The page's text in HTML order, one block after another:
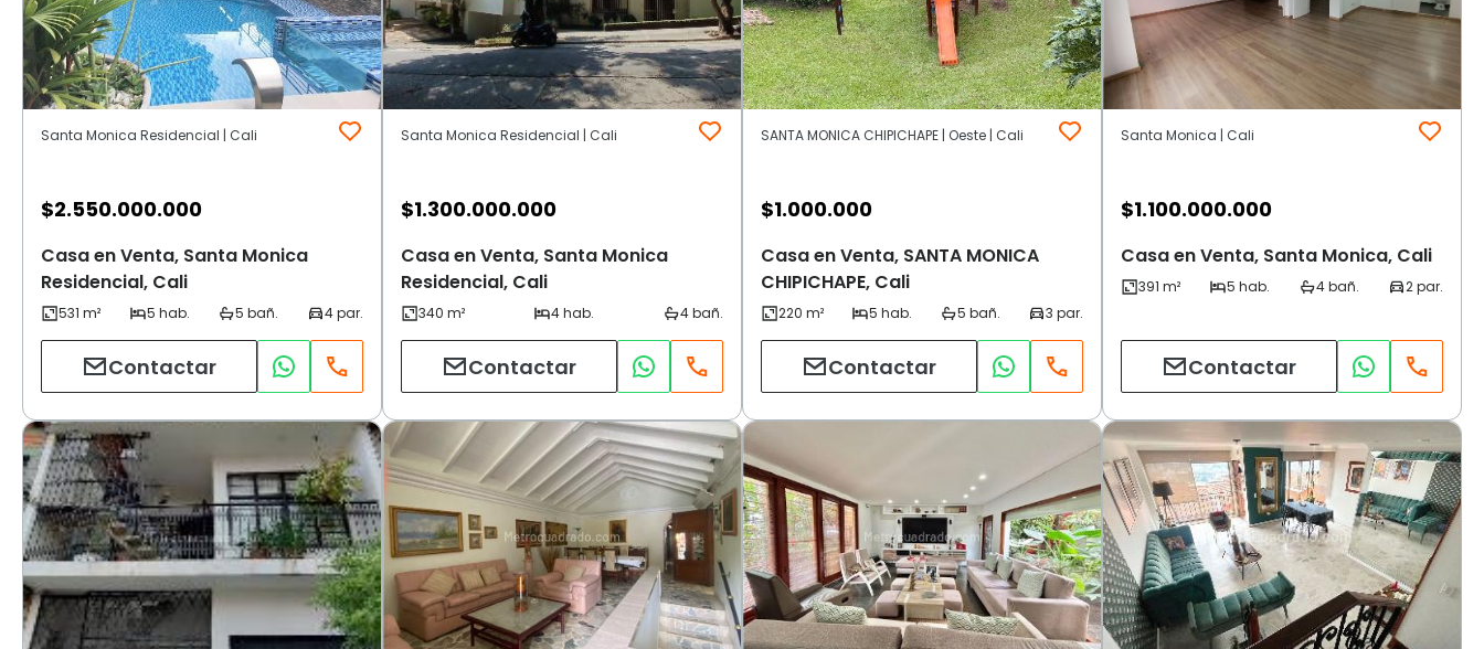
Santa Monica Residencial | Cali
$2.550.000.000
Casa en Venta, Santa Monica
Residencial, Cali
Contactar
Santa Monica Residencial | Cali
$1.300.000.000
Casa en Venta, Santa Monica
Residencial, Cali
Contactar
SANTA MONICA CHIPICHAPE | Oeste | Cali
$1.000.000
Casa en Venta, SANTA MONICA
CHIPICHAPE, Cali
Contactar
Santa Monica | Cali
$1.100.000.000
Casa en Venta, Santa Monica, Cali
Contactar